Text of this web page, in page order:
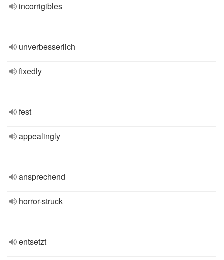
incorrigibles
unverbesserlich
fixedly
fest
appealingly
ansprechend
horror-struck
entsetzt